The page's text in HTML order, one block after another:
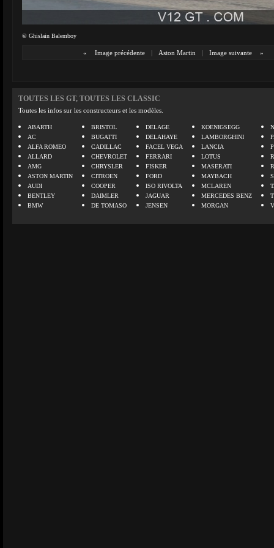
© Ghislain Balemboy
« Image précédente | Aston Martin | Image suivante »
TOUTES LES GT, TOUTES LES CLASSIC
Toutes les infos sur les constructeurs et les modèles.
ABARTH
AC
ALFA ROMEO
ALLARD
AMG
ASTON MARTIN
AUDI
BENTLEY
BMW
BRISTOL
BUGATTI
CADILLAC
CHEVROLET
CHRYSLER
CITROEN
COOPER
DAIMLER
DE TOMASO
DELAGE
DELAHAYE
FACEL VEGA
FERRARI
FISKER
FORD
ISO RIVOLTA
JAGUAR
JENSEN
KOENIGSEGG
LAMBORGHINI
LANCIA
LOTUS
MASERATI
MAYBACH
MCLAREN
MERCEDES BENZ
MORGAN